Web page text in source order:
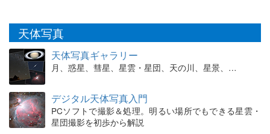
天体写真
天体写真ギャラリー
月、惑星、彗星、星雲・星団、天の川、星景、…
デジタル天体写真入門
PCソフトで撮影＆処理。明るい場所でもできる星雲・
星団撮影を初歩から解説